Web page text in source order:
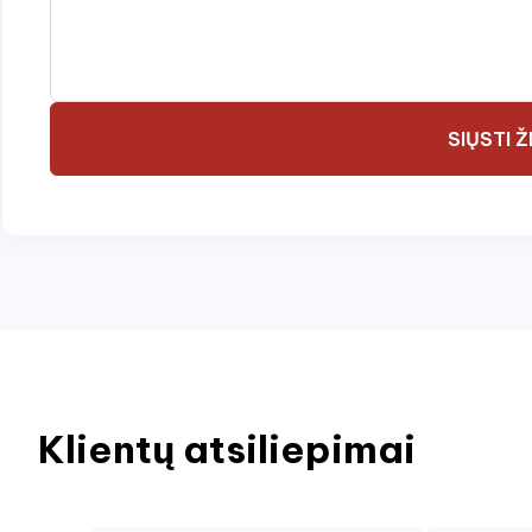
SIŲSTI
Klientų atsiliepimai